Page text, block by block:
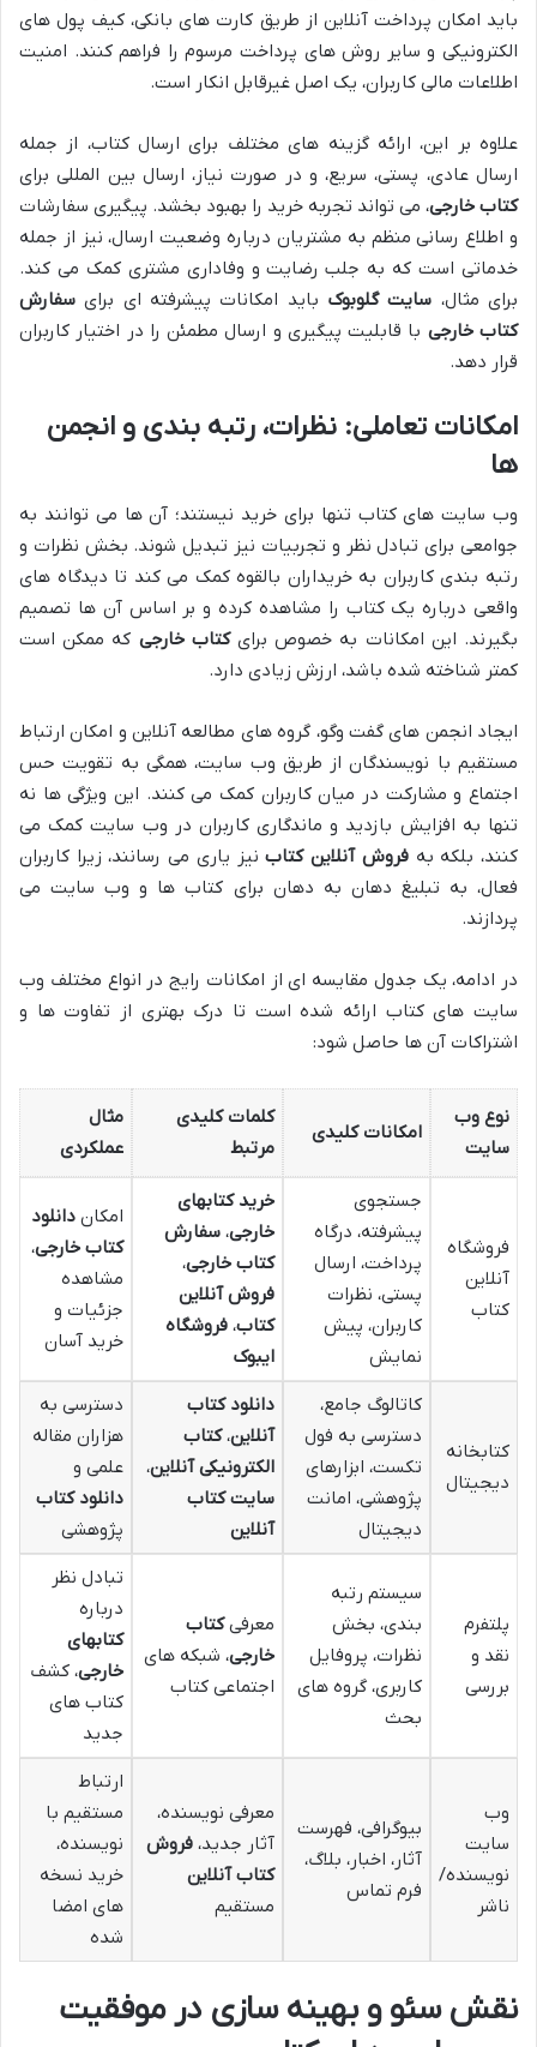
باید امکان پرداخت آنلاین از طریق کارت های بانکی، کیف پول های
الکترونیکی و سایر روش های پرداخت مرسوم را فراهم کنند. امنیت
اطلاعات مالی کاربران، یک اصل غیرقابل انکار است.
علاوه بر این، ارائه گزینه های مختلف برای ارسال کتاب، از جمله
ارسال عادی، پستی، سریع، و در صورت نیاز، ارسال بین المللی برای
کتاب خارجی، می تواند تجربه خرید را بهبود بخشد. پیگیری سفارشات
و اطلاع رسانی منظم به مشتریان درباره وضعیت ارسال، نیز از جمله
خدماتی است که به جلب رضایت و وفاداری مشتری کمک می کند.
برای مثال، سایت گلوبوک باید امکانات پیشرفته ای برای سفارش
کتاب خارجی با قابلیت پیگیری و ارسال مطمئن را در اختیار کاربران
قرار دهد.
امکانات تعاملی: نظرات، رتبه بندی و انجمن
ها
وب سایت های کتاب تنها برای خرید نیستند؛ آن ها می توانند به
جوامعی برای تبادل نظر و تجربیات نیز تبدیل شوند. بخش نظرات و
رتبه بندی کاربران به خریداران بالقوه کمک می کند تا دیدگاه های
واقعی درباره یک کتاب را مشاهده کرده و بر اساس آن ها تصمیم
بگیرند. این امکانات به خصوص برایکتاب خارجی که ممکن است
کمتر شناخته شده باشد، ارزش زیادی دارد.
ایجاد انجمن های گفت وگو، گروه های مطالعه آنلاین و امکان ارتباط
مستقیم با نویسندگان از طریق وب سایت، همگی به تقویت حس
اجتماع و مشارکت در میان کاربران کمک می کنند. این ویژگی ها نه
تنها به افزایش بازدید و ماندگاری کاربران در وب سایت کمک می
کنند، بلکه بهفروش آنلاین کتابنیز یاری می رسانند، زیرا کاربران
فعال، به تبلیغ دهان به دهان برای کتاب ها و وب سایت می
پردازند.
در ادامه، یک جدول مقایسه ای از امکانات رایج در انواع مختلف وب
سایت های کتاب ارائه شده است تا درک بهتری از تفاوت ها و
اشتراکات آن ها حاصل شود:
نوع وب
سایت
امکانات کلیدی
کلمات کلیدی
مرتبط
مثال
عملکردی
فروشگاه
آنلاین
کتاب
جستجوی
پیشرفته، درگاه
پرداخت، ارسال
پستی، نظرات
کاربران، پیش
نمایش
خرید کتابهای
خارجی، سفارش
کتاب خارجی،
فروش آنلاین
کتاب، فروشگاه
ایبوک
امکان دانلود
کتاب خارجی،
مشاهده
جزئیات و
خرید آسان
کتابخانه
دیجیتال
کاتالوگ جامع،
دسترسی به فول
تکست، ابزارهای
پژوهشی، امانت
دیجیتال
دانلود کتاب
آنلاین،کتاب
الکترونیکی آنلاین،
سایت کتاب
آنلاین
دسترسی به
هزاران مقاله
علمی و
دانلود کتاب
پژوهشی
پلتفرم
نقد و
بررسی
سیستم رتبه
بندی، بخش
نظرات، پروفایل
کاربری، گروه های
بحث
معرفیکتاب
خارجی، شبکه های
اجتماعی کتاب
تبادل نظر
درباره
کتابهای
خارجی، کشف
کتاب های
جدید
وب
سایت
نویسنده/
ناشر
بیوگرافی، فهرست
آثار، اخبار، بلاگ،
فرم تماس
معرفی نویسنده،
آثار جدید، فروش
کتاب آنلاین
مستقیم
ارتباط
مستقیم با
نویسنده،
خرید نسخه
های امضا
شده
نقش سئو و بهینه سازی در موفقیت